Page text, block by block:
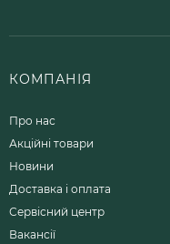
КОМПАНІЯ
Про нас
Акційні товари
Новини
Доставка і оплата
Сервісний центр
Вакансії